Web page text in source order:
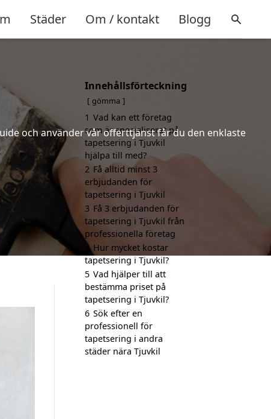
Städer Om / kontakt Blogg
och använder vår offerttjänst får du den enklaste
Innehållsförteckning
gömma
1 Vad kan ett företag
som är specialiserat på
tapetsering i Tjuvkil
hjälpa till med?
2 Få alltid minst 3
erbjudanden för
tapetsering i Tjuvkil
3 Få 3 erbjudanden för
tapetsering i Tjuvkil från
professionella företag
4 Hur mycket kostar
tapetsering i Tjuvkil?
5 Vad hjälper till att
bestämma priset på
tapetsering i Tjuvkil?
6 Sök efter en
professionell för
tapetsering i andra
städer nära Tjuvkil